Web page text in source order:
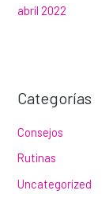
abril 2022
Categorías
Consejos
Rutinas
Uncategorized